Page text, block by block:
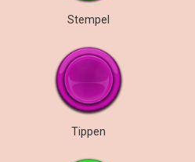
Stempel
Tippen